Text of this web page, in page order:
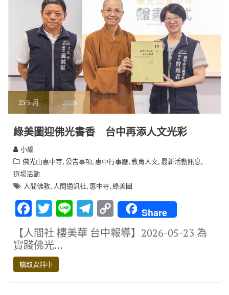
255 月 2026
綠美圖迎佛光書香 台中再添人文光彩
小編
佛光山惠中寺,公告事項, 惠中行事曆,教育人文,最新活動訊息,
道場活動
人間佛教, 人間通訊社, 惠中寺,綠美圖
F
ac
e
b
o
T
w
it
te
r
Li
n
e
T
el
e
C
o
p
Share
【人間社 樓美華 台中報導】2026-05-23 為
實踐佛光…
讀取資料中